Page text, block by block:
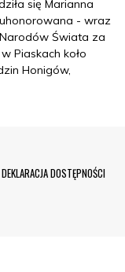
się Marianna
- wraz
Świata za
Piaskach koło
Honigów,
DEKLARACJA DOSTĘPNOŚCI